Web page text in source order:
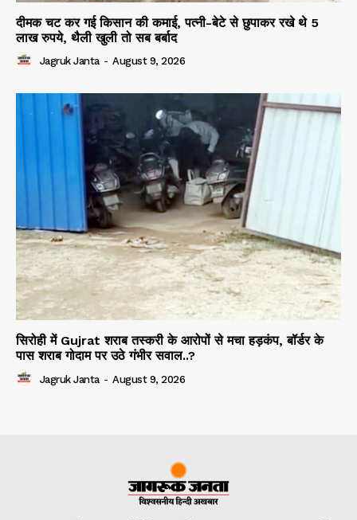
दीमक चट कर गई किसान की कमाई, पत्नी-बेटे से छुपाकर रखे थे 5
लाख रुपये, थैली खुली तो सब बर्बाद
Jagruk Janta - August 9, 2026
सिरोही में Gujrat शराब तस्करी के आरोपों से मचा हड़कंप, बॉर्डर के
पास शराब गोदाम पर उठे गंभीर सवाल..?
Jagruk Janta - August 9, 2026